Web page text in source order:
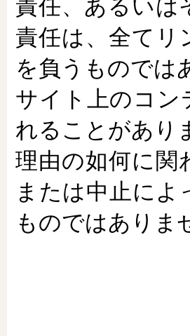
責任、あるいは
責任は、全てリ
を負うものでは
サイト上のコン
れることがあり
理由の如何に関
または中止に
ものではありま